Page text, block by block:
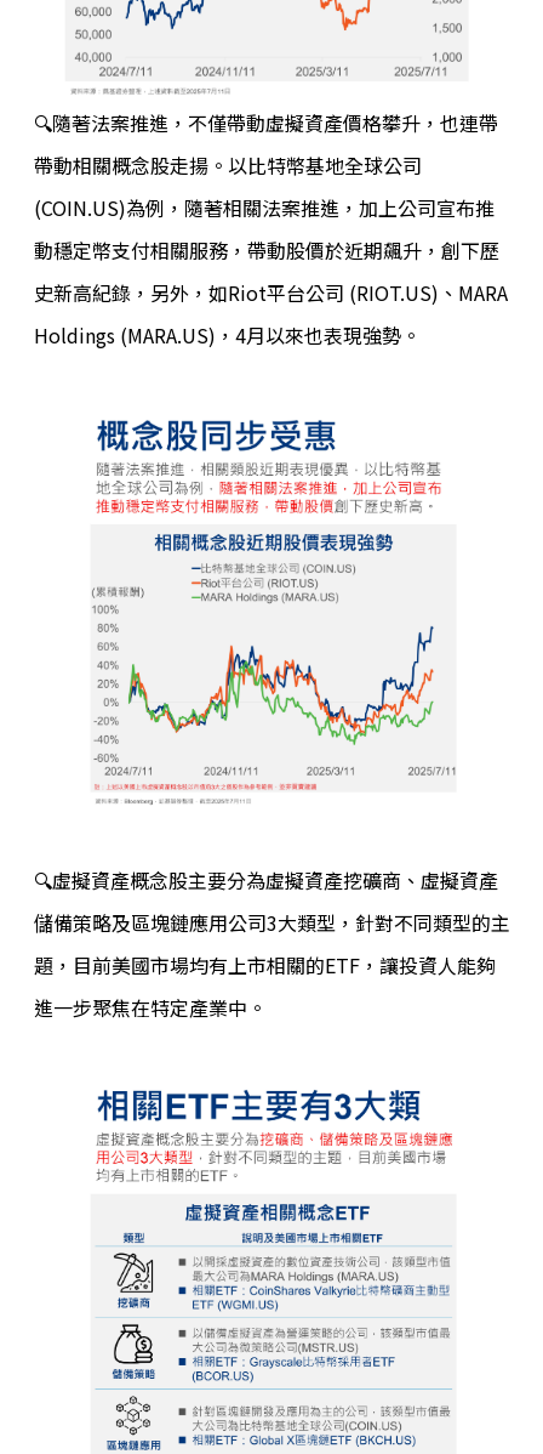
🔍隨著法案推進，不僅帶動虛擬資產價格攀升，也連帶
帶動相關概念股走揚。以比特幣基地全球公司
(COIN.US)為例，隨著相關法案推進，加上公司宣布推
動穩定幣支付相關服務，帶動股價於近期飆升，創下歷
史新高紀錄，另外，如Riot平台公司 (RIOT.US)、MARA
Holdings (MARA.US)，4月以來也表現強勢。
🔍虛擬資產概念股主要分為虛擬資產挖礦商、虛擬資產
儲備策略及區塊鏈應用公司3大類型，針對不同類型的主
題，目前美國市場均有上市相關的ETF，讓投資人能夠
進一步聚焦在特定產業中。